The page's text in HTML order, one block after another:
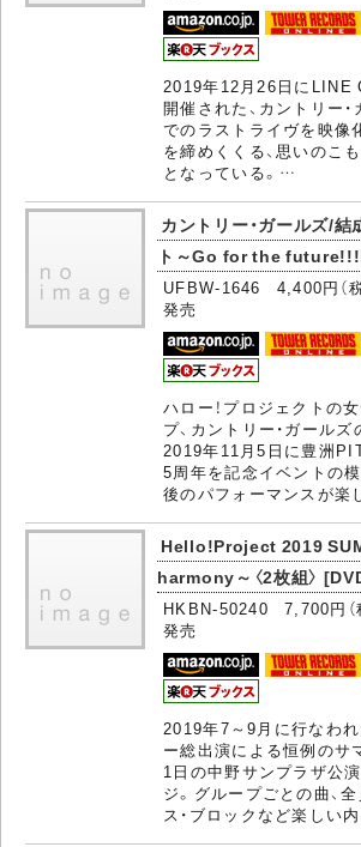
2019年12月26日にLINE
開催された、カントリー
でのラストライヴを映像
を締めくくる、思いのこ
となっている。…
カントリー・ガールズ/
ト～Go for the
UFBW-1646 4,400円（
発売
ハロー！プロジェクトの
プ、カントリー・ガール
2019年11月5日に豊洲
5周年を記念イベントの
後のパフォーマンスが楽
Hello!Project 2019
harmony～〈2枚組〉
HKBN-50240 7,700円（
発売
2019年7～9月に行なわ
ー総出演による恒例のサ
1日の中野サンプラザ公
ジ。グループごとの曲、
ス・ブロックなど楽しい